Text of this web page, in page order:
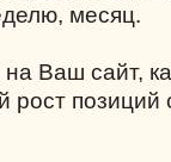
месяц.
Ваш сайт,
рост позиций